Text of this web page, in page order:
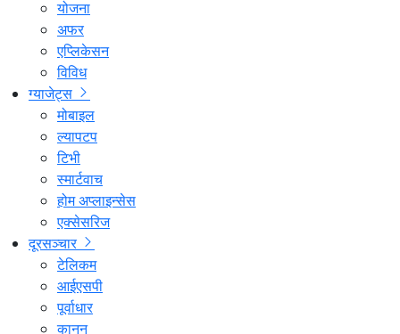
योजना
अफर
एप्लिकेसन
विविध
ग्याजेट्स
मोबाइल
ल्यापटप
टिभी
स्मार्टवाच
होम अप्लाइन्सेस
एक्सेसरिज
दूरसञ्चार
टेलिकम
आईएसपी
पूर्वाधार
कानुन